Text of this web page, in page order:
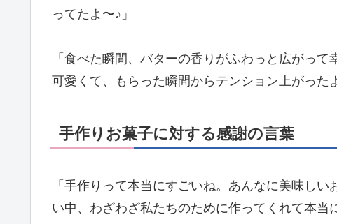
ってたよ〜♪」
「食べた瞬間、バターの香りがふわっと広がっ
可愛くて、もらった瞬間からテンション上がった
手作りお菓子に対する感謝の言葉
「手作りって本当にすごいね。あんなに美味し
い中、わざわざ私たちのために作ってくれて本当